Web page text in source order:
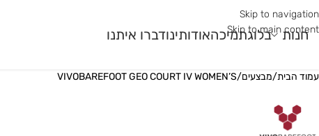
Skip to navigation
Skip to main content
חנות
קיץ
בלוגתמיכהאודותינודברו איתנו
עמוד הבית/מבצעים/
VIVOBAREFOOT GEO COURT IV WOMEN’S